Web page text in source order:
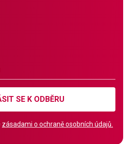
SE K ODBĚRU
zásadami o ochraně osobních údajů.